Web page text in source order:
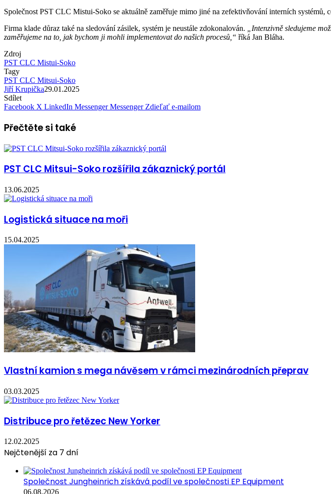
Společnost PST CLC Mistui-Soko se aktuálně zaměřuje mimo jiné na zefektivňování interních
Firma klade důraz také na sledování zásilek, systém je neustále zdokonalován.
„Intenzivně sledujeme
zaměřujeme na to, jak bychom ji mohli implementovat do našich procesů,“ říká Jan Bláha.
Zdroj
PST CLC Mistui-Soko
Tagy
PST CLC Mitsui-Soko
Jiří Krupička29.01.2025
Sdílet
Facebook X LinkedIn Messenger Messenger Zdieľať e-mailom
Přečtěte si také
PST CLC Mitsui-Soko rozšířila zákaznický portál
13.06.2025
Logistická situace na moři
15.04.2025
Vlastní kamion s mega návěsem v rámci mezinárodních přeprav
03.03.2025
Distribuce pro řetězec New Yorker
12.02.2025
Nejčtenější za 7 dní
Společnost Jungheinrich získává podíl ve společnosti EP Equipment
06.08.2026